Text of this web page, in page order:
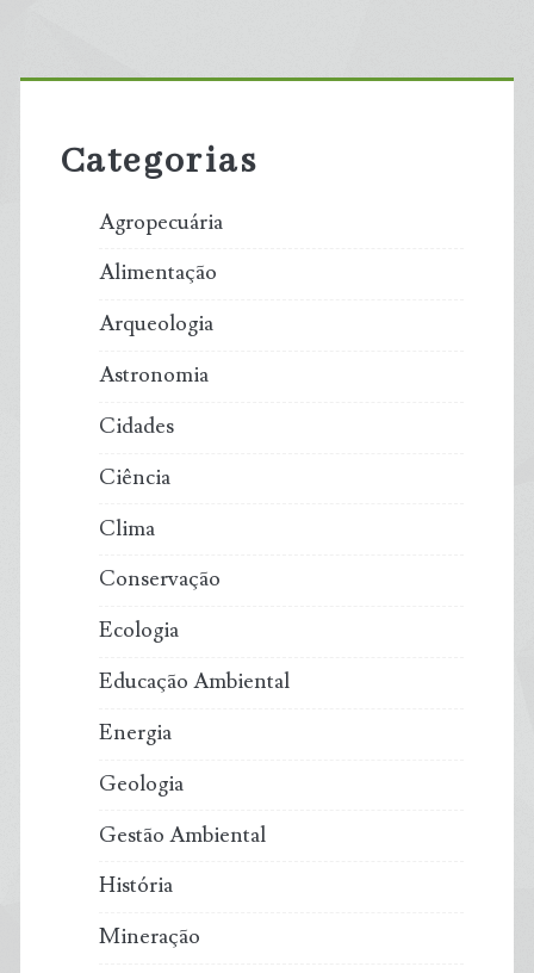
Primary
Sidebar
Categorias
Agropecuária
Alimentação
Arqueologia
Astronomia
Cidades
Ciência
Clima
Conservação
Ecologia
Educação Ambiental
Energia
Geologia
Gestão Ambiental
História
Mineração